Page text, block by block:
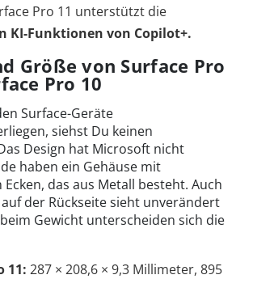
Pro 11 unterstützt die
KI-Funktionen von Copilot+.
Größe von Surface Pro
Pro 10
Surface-Geräte
siehst Du keinen
Design hat Microsoft nicht
haben ein Gehäuse mit
das aus Metall besteht. Auch
der Rückseite sieht unverändert
Gewicht unterscheiden sich die
11: 287 × 208,6 × 9,3 Millimeter, 895